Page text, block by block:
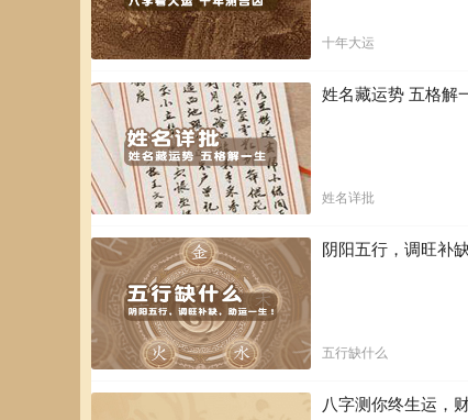
十年大运
姓名藏运势 五格解
姓名详批
阴阳五行，调旺补
五行缺什么
八字测你终生运，